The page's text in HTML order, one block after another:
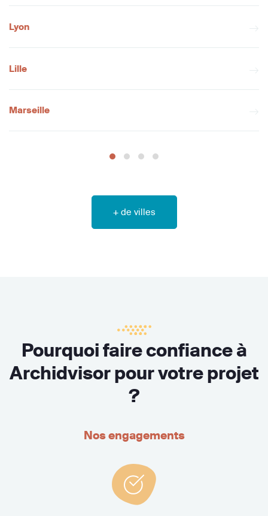
Lyon
Lille
Marseille
+ de villes
Pourquoi faire confiance à
Archidvisor pour votre projet
?
Nos engagements